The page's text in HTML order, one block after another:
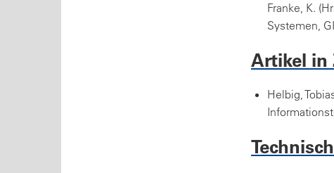
Franke, K.
Systemen,
Artikel in
Helbig,